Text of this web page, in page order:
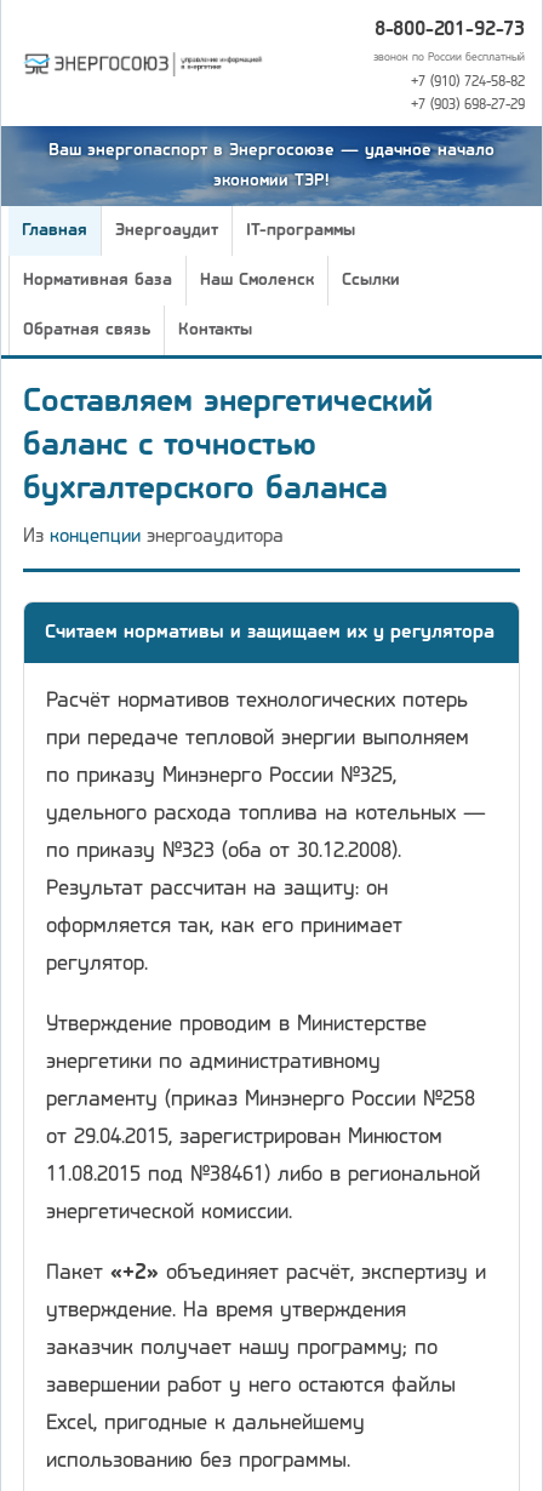
8-800-201-92-73
звонок по России бесплатный
+7 (910) 724-58-82
+7 (903) 698-27-29
Ваш энергопаспорт в Энергосоюзе — удачное начало
экономии ТЭР!
Главная Энергоаудит IT-программы
Нормативная база Наш Смоленск Ссылки
Обратная связь Контакты
Составляем энергетический
баланс с точностью
бухгалтерского баланса
Из концепции энергоаудитора
Считаем нормативы и защищаем их у регулятора
Расчёт нормативов технологических потерь
при передаче тепловой энергии выполняем
по приказу Минэнерго России №325,
удельного расхода топлива на котельных —
по приказу №323 (оба от 30.12.2008).
Результат рассчитан на защиту: он
оформляется так, как его принимает
регулятор.
Утверждение проводим в Министерстве
энергетики по административному
регламенту (приказ Минэнерго России №258
от 29.04.2015, зарегистрирован Минюстом
11.08.2015 под №38461) либо в региональной
энергетической комиссии.
Пакет «+2» объединяет расчёт, экспертизу и
утверждение. На время утверждения
заказчик получает нашу программу; по
завершении работ у него остаются файлы
Excel, пригодные к дальнейшему
использованию без программы.